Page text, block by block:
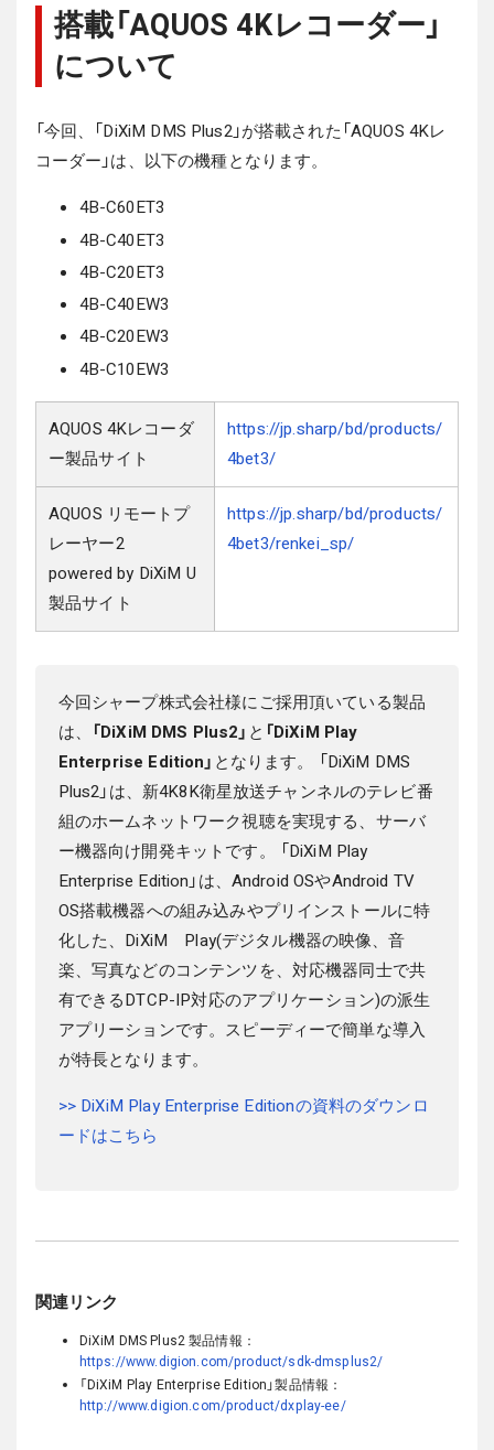
搭載「AQUOS 4Kレコーダー」
について
「今回、「DiXiM DMS Plus2」が搭載された「AQUOS 4Kレ
コーダー」は、以下の機種となります。
4B-C60ET3
4B-C40ET3
4B-C20ET3
4B-C40EW3
4B-C20EW3
4B-C10EW3
AQUOS 4Kレコーダ
ー製品サイト
https://jp.sharp/bd/products/
4bet3/
AQUOS リモートプ
レーヤー2
powered by DiXiM U
製品サイト
https://jp.sharp/bd/products/
4bet3/renkei_sp/
今回シャープ株式会社様にご採用頂いている製品
は、 「DiXiM DMS Plus2」 と 「DiXiM Play
Enterprise Edition」 となります。
「DiXiM DMS
Plus2」は、新4K8K衛星放送チャンネルのテレビ番
組のホームネットワーク視聴を実現する、サーバ
ー機器向け開発キットです。
「DiXiM Play
Enterprise Edition」は、Android OSやAndroid TV
OS搭載機器への組み込みやプリインストールに特
化した、DiXiM Play(デジタル機器の映像、音
楽、写真などのコンテンツを、対応機器同士で共
有できるDTCP-IP対応のアプリケーション)の派生
アプリーションです。スピーディーで簡単な導入
が特長となります。
>> DiXiM Play Enterprise Editionの資料のダウンロ
ードはこちら
関連リンク
DiXiM DMS Plus2 製品情報：
https://www.digion.com/product/sdk-dmsplus2/
「DiXiM Play Enterprise Edition」製品情報：
http://www.digion.com/product/dxplay-ee/